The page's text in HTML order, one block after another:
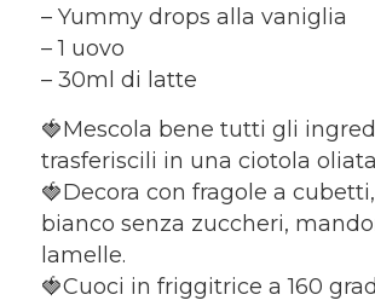
– Yummy drops alla vaniglia
– 1 uovo
– 30ml di latte
🍓Mescola bene tutti gli
trasferiscili in una ciotola
🍓Decora con fragole a
bianco senza zuccheri,
lamelle.
🍓Cuoci in friggitrice a 160